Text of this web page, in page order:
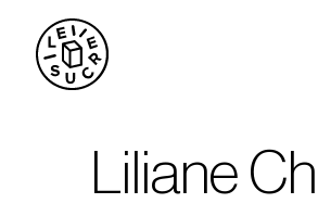
agenda
Liliane